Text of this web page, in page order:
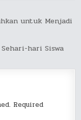
untuk Menjadi
hari Siswa
Required